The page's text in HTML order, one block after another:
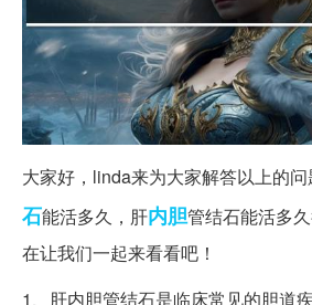
大家好，linda来为大家解答以上的
石能活多久，肝内胆管结石能活多
在让我们一起来看看吧！
1、肝内胆管结石是临床常见的胆道疾